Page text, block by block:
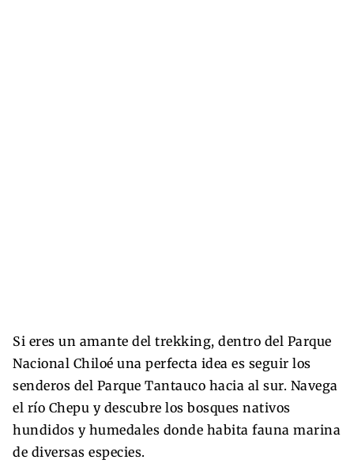
Si eres un amante del trekking, dentro del Parque
Nacional Chiloé una perfecta idea es seguir los
senderos del Parque Tantauco hacia al sur. Navega
el río Chepu y descubre los bosques nativos
hundidos y humedales donde habita fauna marina
de diversas especies.